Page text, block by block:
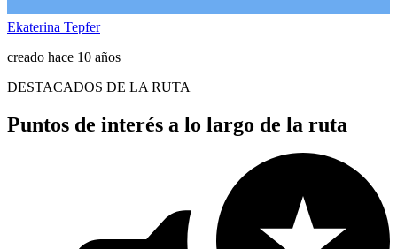
Ekaterina Tepfer
creado hace 10 años
DESTACADOS DE LA RUTA
Puntos de interés a lo largo de la ruta